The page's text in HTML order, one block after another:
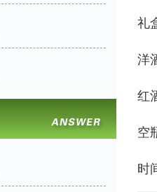
礼
洋
红
空
时